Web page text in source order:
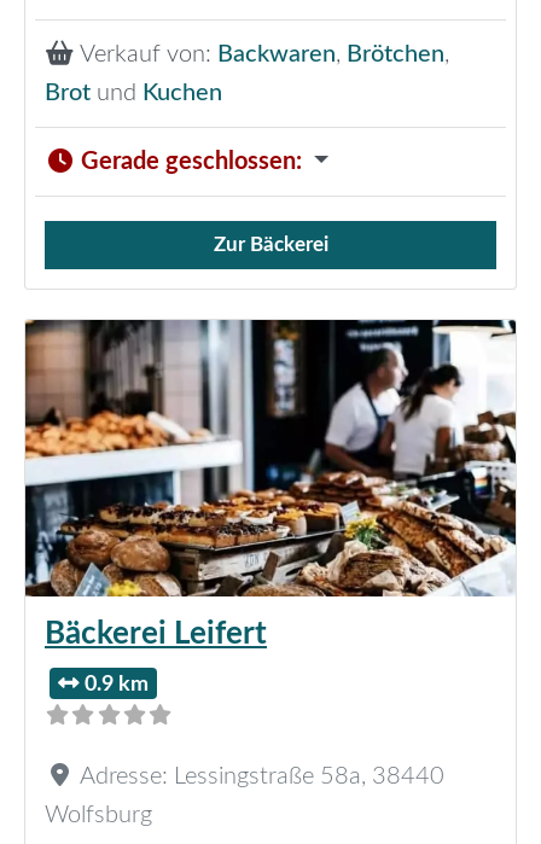
Verkauf von: Backwaren, Brötchen,
Brot und Kuchen
Gerade geschlossen:
Verkauf von Brötchen,
Zur Bäckerei
Bäckerei Leifert
0.9 km
Adresse: Lessingstraße 58a, 38440
Wolfsburg